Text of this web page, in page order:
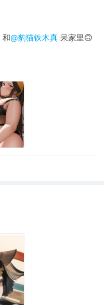
和@豹猫铁木真 呆家里🙃